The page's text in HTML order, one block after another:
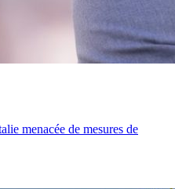
menacée de mesures de